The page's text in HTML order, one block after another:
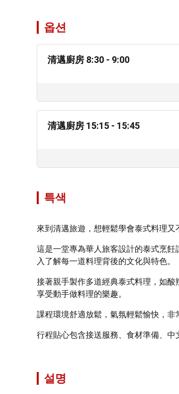
옵션
清邁廚房 8:30 - 9:00
清邁廚房 15:15 - 15:45
특색
來到清邁旅遊，想輕鬆學會泰式料理
這是一堂專為華人旅客設計的泰式烹
入了解每一道料理背後的文化與特色。
接著親手製作多道經典泰式料理，如
享受動手做料理的樂趣。
課程環境舒適放鬆，氣氛輕鬆愉快，
行程貼心包含接送服務、食材準備、中
설명